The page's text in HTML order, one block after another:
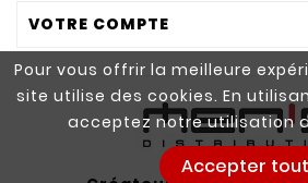
Pour vous offrir la meilleure
site utilise des cookies. En
acceptez notre utilisation
Accepter tout
VOTRE COMPTE